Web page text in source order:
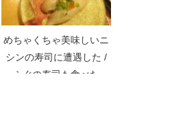
めちゃくちゃ美味しいニ
シンの寿司に遭遇した /
ふぐの寿司も食べた